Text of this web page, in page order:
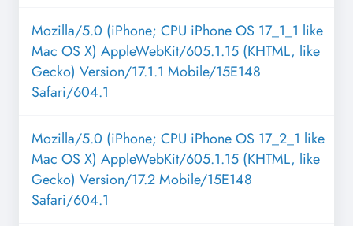
Mozilla/5.0 (iPhone; CPU iPhone OS 17_1_1 like
Mac OS X) AppleWebKit/605.1.15 (KHTML, like
Gecko) Version/17.1.1 Mobile/15E148
Safari/604.1
Mozilla/5.0 (iPhone; CPU iPhone OS 17_2_1 like
Mac OS X) AppleWebKit/605.1.15 (KHTML, like
Gecko) Version/17.2 Mobile/15E148
Safari/604.1